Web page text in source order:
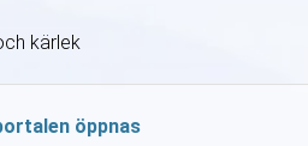
kärlek
öppnas